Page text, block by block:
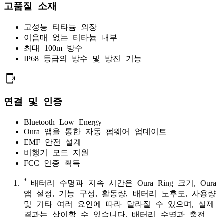
고품질 소재
고성능 티타늄 외장
이음매 없는 티타늄 내부
최대 100m 방수
IP68 등급의 방수 및 방진 기능
연결 및 인증
Bluetooth Low Energy
Oura 앱을 통한 자동 펌웨어 업데이트
EMF 안전 설계
비행기 모드 지원
FCC 인증 획득
* 배터리 수명과 지속 시간은 Oura Ring 크기, Oura
앱 설정, 기능 구성, 활동량, 배터리 노후도, 사용량
및 기타 여러 요인에 따라 달라질 수 있으며, 실제
결과는 상이할 수 있습니다. 배터리 수명과 충전